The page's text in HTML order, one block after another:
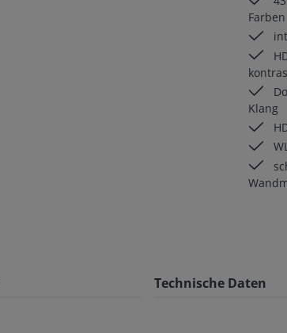
Farben
Klang
Technische Daten